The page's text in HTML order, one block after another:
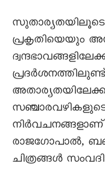
പ്രകൃതിയെയും
നിർവചനങ്ങളാണ്‌
രാജഗോപാൽ,
ചിത്രങ്ങൾ